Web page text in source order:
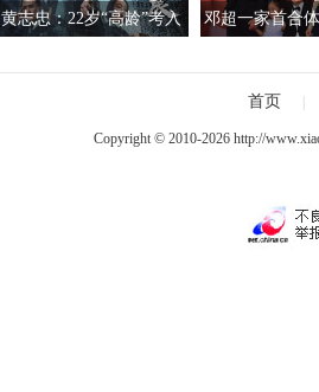
黄志忠：22岁“高龄”考入
邓超一家首合
首页
Copyright © 2010-2026 http://